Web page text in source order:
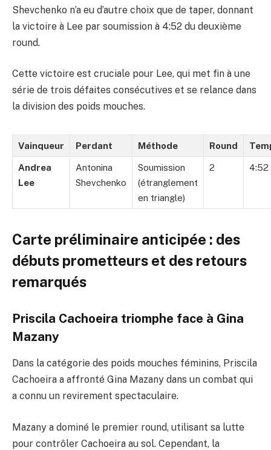
Shevchenko n’a eu d’autre choix que de taper, donnant
la victoire à Lee par soumission à 4:52 du deuxième
round.
Cette victoire est cruciale pour Lee, qui met fin à une
série de trois défaites consécutives et se relance dans
la division des poids mouches.
Vainqueur Perdant Méthode Round
Andrea
Lee
Antonina
Shevchenko
Soumission
(étranglement
en triangle)
2 4:52
Carte préliminaire anticipée : des
débuts prometteurs et des retours
remarqués
Priscila Cachoeira triomphe face à Gina
Mazany
Dans la catégorie des poids mouches féminins, Priscila
Cachoeira a affronté Gina Mazany dans un combat qui
a connu un revirement spectaculaire.
Mazany a dominé le premier round, utilisant sa lutte
pour contrôler Cachoeira au sol. Cependant, la